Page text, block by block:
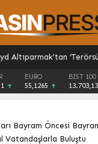
EURO
55,1265
BIST 100
13.703,13
Bayram Öncesi
Vatandaşlarla Buluştu